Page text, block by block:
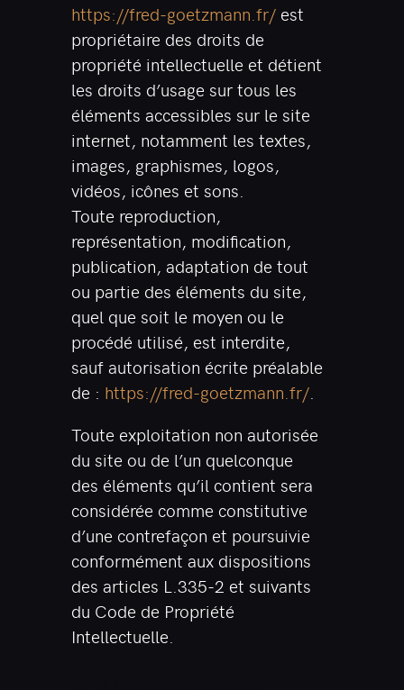
https://fred-goetzmann.fr/ est
propriétaire des droits de
propriété intellectuelle et détient
les droits d’usage sur tous les
éléments accessibles sur le site
internet, notamment les textes,
images, graphismes, logos,
vidéos, icônes et sons.
Toute reproduction,
représentation, modification,
publication, adaptation de tout
ou partie des éléments du site,
quel que soit le moyen ou le
procédé utilisé, est interdite,
sauf autorisation écrite préalable
de : https://fred-goetzmann.fr/
Toute exploitation non autorisée
du site ou de l’un quelconque
des éléments qu’il contient sera
considérée comme constitutive
d’une contrefaçon et poursuivie
conformément aux dispositions
des articles L.335-2 et suivants
du Code de Propriété
Intellectuelle.